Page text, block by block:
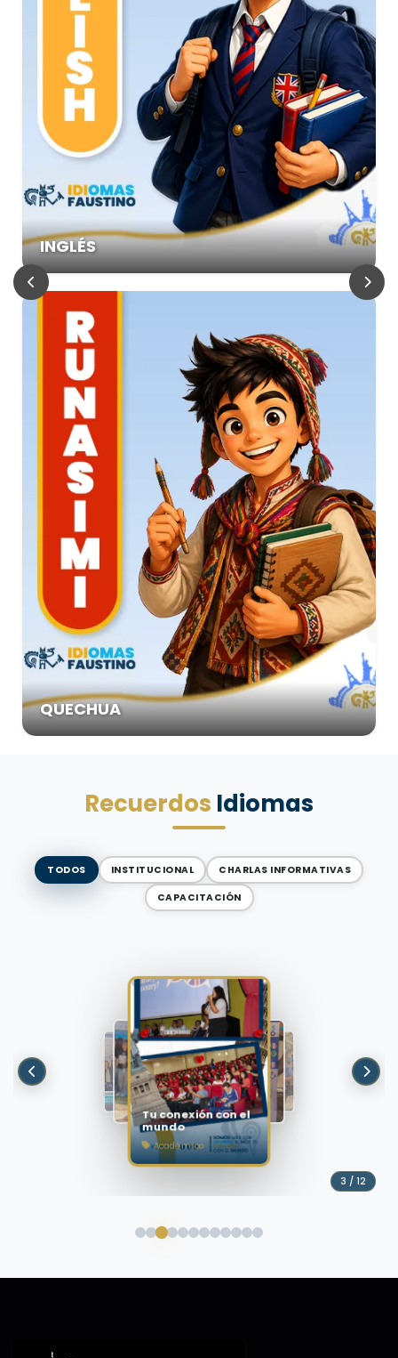
INGLÉS
QUECHUA
Recuerdos Idiomas
TODOS INSTITUCIONAL CHARLAS INFORMATIVAS
CAPACITACIÓN
Tu conexión con el
mundo
Académico
4 / 12